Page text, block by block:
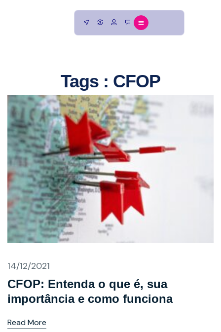
Tags : CFOP
14/12/2021
CFOP: Entenda o que é, sua
importância e como funciona
Read More